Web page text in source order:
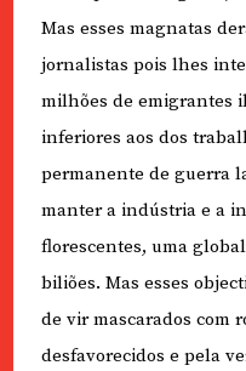
Mas esses magnatas
jornalistas pois lhes
milhões de emigrantes
inferiores aos dos
permanente de guerra
manter a indústria e a
florescentes, uma
biliões. Mas esses
de vir mascarados com
desfavorecidos e pela